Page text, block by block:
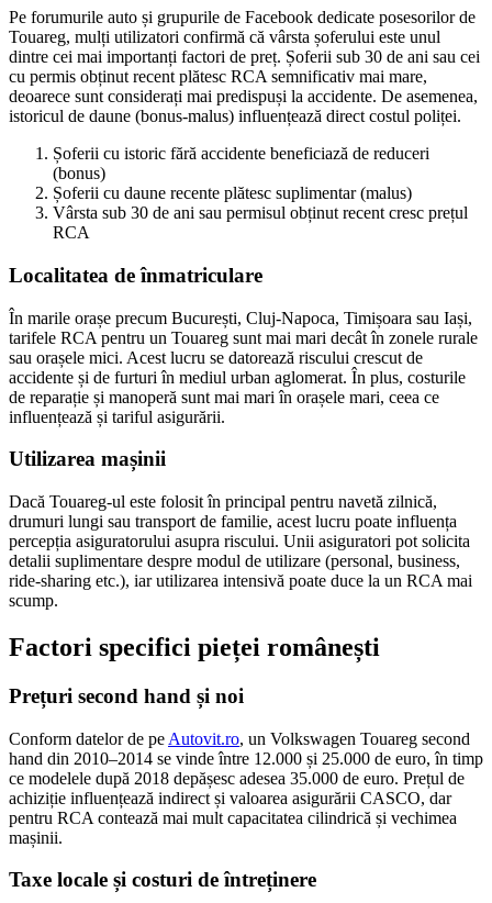
Pe forumurile auto și grupurile de Facebook dedicate posesorilor de
Touareg, mulți utilizatori confirmă că vârsta șoferului este unul
dintre cei mai importanți factori de preț. Șoferii sub 30 de ani sau cei
cu permis obținut recent plătesc RCA semnificativ mai mare,
deoarece sunt considerați mai predispuși la accidente. De asemenea,
istoricul de daune (bonus-malus) influențează direct costul poliței.
Șoferii cu istoric fără accidente beneficiază de reduceri
(bonus)
Șoferii cu daune recente plătesc suplimentar (malus)
Vârsta sub 30 de ani sau permisul obținut recent cresc prețul
RCA
Localitatea de înmatriculare
În marile orașe precum București, Cluj-Napoca, Timișoara sau Iași,
tarifele RCA pentru un Touareg sunt mai mari decât în zonele rurale
sau orașele mici. Acest lucru se datorează riscului crescut de
accidente și de furturi în mediul urban aglomerat. În plus, costurile
de reparație și manoperă sunt mai mari în orașele mari, ceea ce
influențează și tariful asigurării.
Utilizarea mașinii
Dacă Touareg-ul este folosit în principal pentru navetă zilnică,
drumuri lungi sau transport de familie, acest lucru poate influența
percepția asiguratorului asupra riscului. Unii asiguratori pot solicita
detalii suplimentare despre modul de utilizare (personal, business,
ride-sharing etc.), iar utilizarea intensivă poate duce la un RCA mai
scump.
Factori specifici pieței românești
Prețuri second hand și noi
Conform datelor de pe Autovit.ro, un Volkswagen Touareg second
hand din 2010–2014 se vinde între 12.000 și 25.000 de euro, în timp
ce modelele după 2018 depășesc adesea 35.000 de euro. Prețul de
achiziție influențează indirect și valoarea asigurării CASCO, dar
pentru RCA contează mai mult capacitatea cilindrică și vechimea
mașinii.
Taxe locale și costuri de întreținere